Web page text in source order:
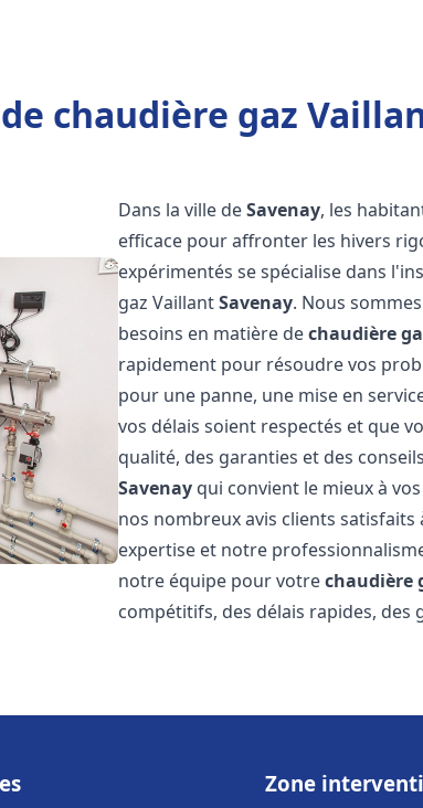
chaudière gaz
Dans la ville deSavenay, les
efficace pour affronter les hivers
expérimentés se spécialise dans
gaz VaillantSavenay. Nous
besoins en matière dechaudière
rapidement pour résoudre vos
pour une panne, une mise en
vos délais soient respectés et que
qualité, des garanties et des
Savenay qui convient le mieux à
nos nombreux avis clients satisfaits
expertise et notre
notre équipe pour votrechaudière
compétitifs, des délais rapides, des
Zone